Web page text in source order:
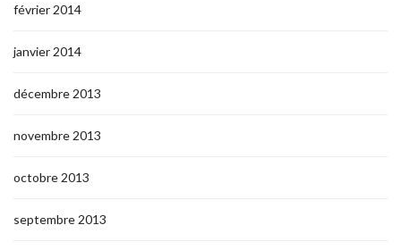
février 2014
janvier 2014
décembre 2013
novembre 2013
octobre 2013
septembre 2013